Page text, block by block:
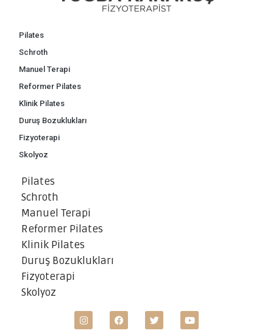
Pilates
Schroth
Manuel Terapi
Reformer Pilates
Klinik Pilates
Duruş Bozuklukları
Fizyoterapi
Skolyoz
Pilates
Schroth
Manuel Terapi
Reformer Pilates
Klinik Pilates
Duruş Bozuklukları
Fizyoterapi
Skolyoz